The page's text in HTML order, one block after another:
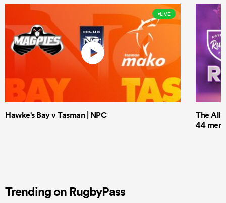
LIVE
Hawke's Bay v Tasman | NPC
The All
44 men
Trending on RugbyPass